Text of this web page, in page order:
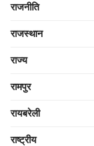
राजनीति
राजस्थान
राज्य
रामपुर
रायबरेली
राष्ट्रीय